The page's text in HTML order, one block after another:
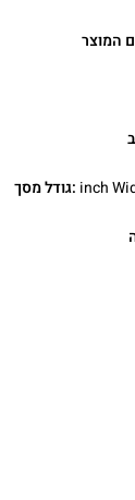
המוצר
:גודל מסך